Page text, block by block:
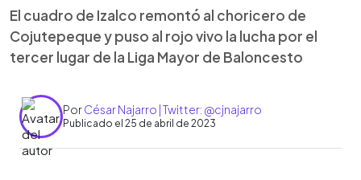
El cuadro de Izalco remontó al choricero de
Cojutepeque y puso al rojo vivo la lucha por el
tercer lugar de la Liga Mayor de Baloncesto
PorCésar Najarro | Twitter: @cjnajarro
Publicado el 25 de abril de 2023